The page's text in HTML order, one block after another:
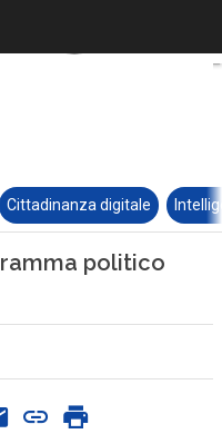
Cittadinanza digitale
politico